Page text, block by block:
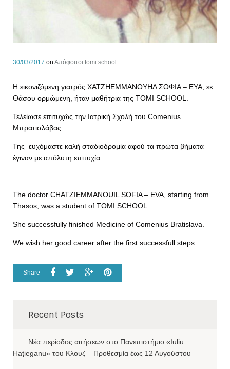
30/03/2017 on Aπόφοιτοι tomi school
H εικονιζόμενη γιατρός ΧΑΤΖΗΕΜΜΑΝΟΥΗΛ ΣΟΦΙΑ – ΕΥΑ, εκ
Θάσου ορμώμενη, ήταν μαθήτρια της TOMI SCHOOL.
Τελείωσε επιτυχώς την Ιατρική Σχολή του Comenius
Μπρατισλάβας .
Της ευχόμαστε καλή σταδιοδρομία αφού τα πρώτα βήματα
έγιναν με απόλυτη επιτυχία.
The doctor CHATZIEMMANOUIL SOFIA – EVA, starting from
Thasos, was a student of TOMI SCHOOL.
She successfully finished Medicine of Comenius Bratislava.
We wish her good career after the first successfull steps.
Share
Recent Posts
Νέα περίοδος αιτήσεων στο Πανεπιστήμιο «Iuliu
Hațieganu» του Κλουζ – Προθεσμία έως 12 Αυγούστου